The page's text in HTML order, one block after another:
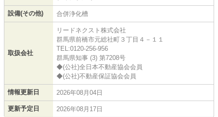
設備(その他) 合併浄化槽
取扱会社
リードネクスト株式会社
群馬県前橋市元総社町３丁目４－１１
TEL:0120-256-956
群馬県知事 (3) 第7208号
◆(公社)全日本不動産協会会員
◆(公社)不動産保証協会会員
情報更新日 2026年08月04日
更新予定日 2026年08月17日